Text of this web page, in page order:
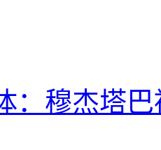
：穆杰塔